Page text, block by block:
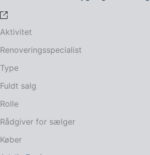
Aktivitet
Renoveringsspecialist
Type
Fuldt salg
Rolle
Rådgiver for sælger
Køber